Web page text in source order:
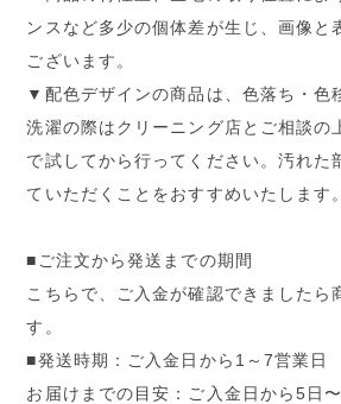
ンスなど多少の個体差が生じ、画像と
ございます。
▼配色デザインの商品は、色落ち・色
洗濯の際はクリーニング店とご相談の
で試してから行ってください。汚れた
ていただくことをおすすめいたします。
■ご注文から発送までの期間
こちらで、ご入金が確認できましたら
す。
■発送時期：ご入金日から1～7営業日
お届けまでの目安：ご入金日から5日